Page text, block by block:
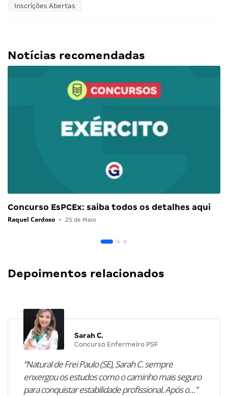
Inscrições Abertas
Notícias recomendadas
Concurso EsPCEx: saiba todos os detalhes aqui
Raquel Cardoso • 25 de Maio
Depoimentos relacionados
Sarah C.
Concurso Enfermeiro PSF
“Natural de Frei Paulo (SE), Sarah C. sempre
enxergou os estudos como o caminho mais seguro
para conquistar estabilidade profissional. Após o…”